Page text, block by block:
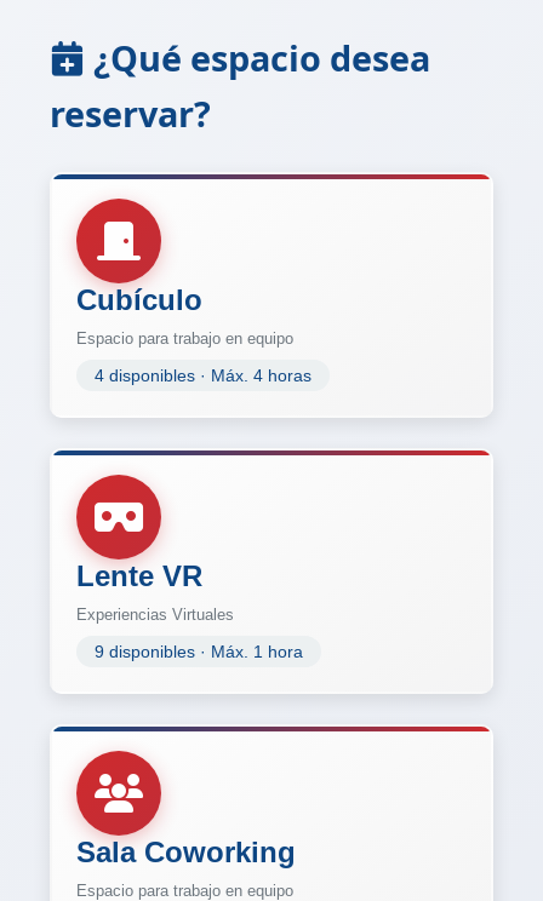
¿Qué espacio desea
reservar?
Cubículo
Espacio para trabajo en equipo
4 disponibles · Máx. 4 horas
Lente VR
Experiencias Virtuales
9 disponibles · Máx. 1 hora
Sala Coworking
Espacio para trabajo en equipo